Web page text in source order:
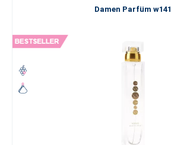
Damen Parfüm w141